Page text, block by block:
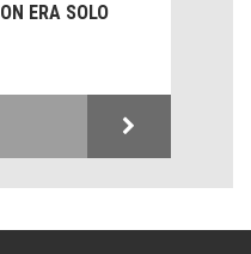
ERA SOLOLe nostre recensioni
degli italiani